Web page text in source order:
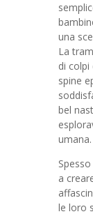
una
La
di colpi
spine
bel
umana.
a
le loro